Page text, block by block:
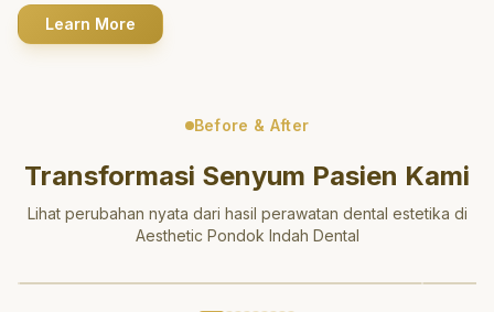
Learn More
Before & After
Transformasi Senyum Pasien Kami
Lihat perubahan nyata dari hasil perawatan dental estetika di
Aesthetic Pondok Indah Dental